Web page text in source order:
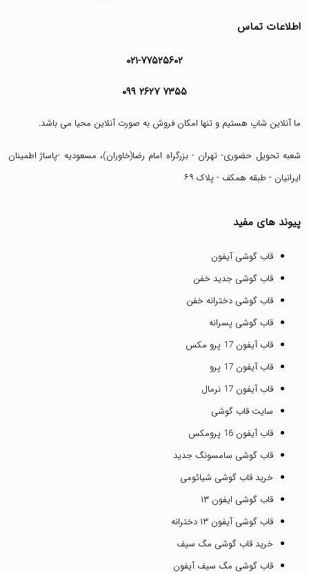
اطلاعات تماس
۰۲۱-۷۷۵۲۵۶۰۲
۰۹۹ ۲۶۲۷ ۷۳۵۵
ما آنلاین شاپ هستیم و تنها امکان فروش به صورت آنلاین محیا می باشد.
شعبه تحویل حضوری- تهران - بزرگراه امام رضا(خاوران)، مسعودیه -پاساژ اطمینان
ایرانیان - طبقه همکف - پلاک ۶۹
پیوند های مفید
قاب گوشی آیفون
قاب گوشی جدید خفن
قاب گوشی دخترانه خفن
قاب گوشی پسرانه
قاب آیفون 17 پرو مکس
قاب آیفون 17 پرو
قاب آیفون 17 نرمال
سایت قاب گوشی
قاب آیفون 16 پرومکس
قاب گوشی سامسونگ جدید
خرید قاب گوشی شیائومی
قاب گوشی ایفون ۱۳
قاب گوشی آیفون ۱۳ دخترانه
خرید قاب گوشی مگ سیف
قاب گوشی مگ سیف آیفون